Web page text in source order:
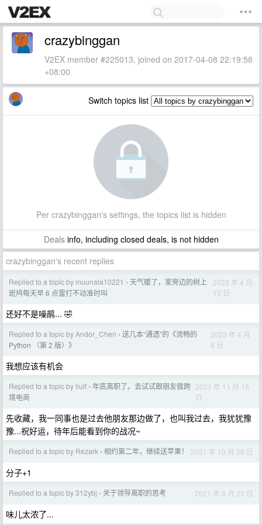
crazybinggan
V2EX member #225013, joined on 2017-04-08 22:19:58
+08:00
Switch topics list
Per crazybinggan's settings, the topics list is hidden
Dealsinfo, including closed deals, is not hidden
crazybinggan's recent replies
Replied to a topic by muunala10221 › 天气暖了，家旁边的树上
斑鸠每天早 6 点雷打不动准时叫
2023 年 4 月
13 日
还好不是噪鹃... 🤣
Replied to a topic by Andor_Chen › 送几本“通透”的《流畅的
Python （第 2 版）》
2023 年 4 月
8 日
我想应该有机会
Replied to a topic by liulf › 年底离职了。去试试跟朋友做跨
境电商
2021 年 11 月 15
日
先收藏，我一同事也是过去他朋友那边做了，也叫我过去，我犹犹豫
豫...祝好运，待年后能看到你的战况~
Replied to a topic by Rezark › 相约第二年，继续送苹果！ 2021 年 10 月 26 日
分子+1
Replied to a topic by 312ybj › 关于领导离职的思考 2021 年 9 月 23 日
味儿太浓了...